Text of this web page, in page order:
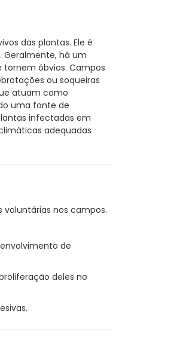
das plantas. Ele é
Geralmente, há um
óbvios. Campos
ou soqueiras
atuam como
uma fonte de
infectadas em
adequadas
nos campos.
de
deles no